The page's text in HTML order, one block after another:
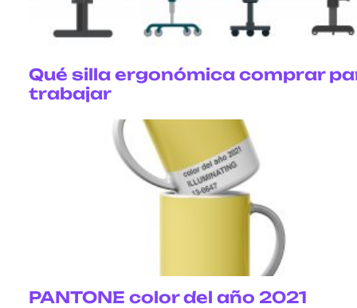
Qué silla ergonómica comprar
trabajar
PANTONE color del año 2021